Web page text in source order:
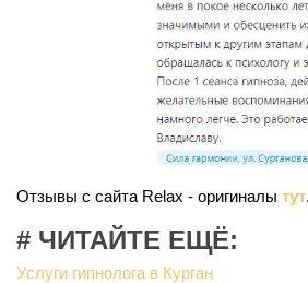
Отзывы с сайта Relax - оригиналы тут.
# ЧИТАЙТЕ ЕЩЁ:
Услуги гипнолога в Курган